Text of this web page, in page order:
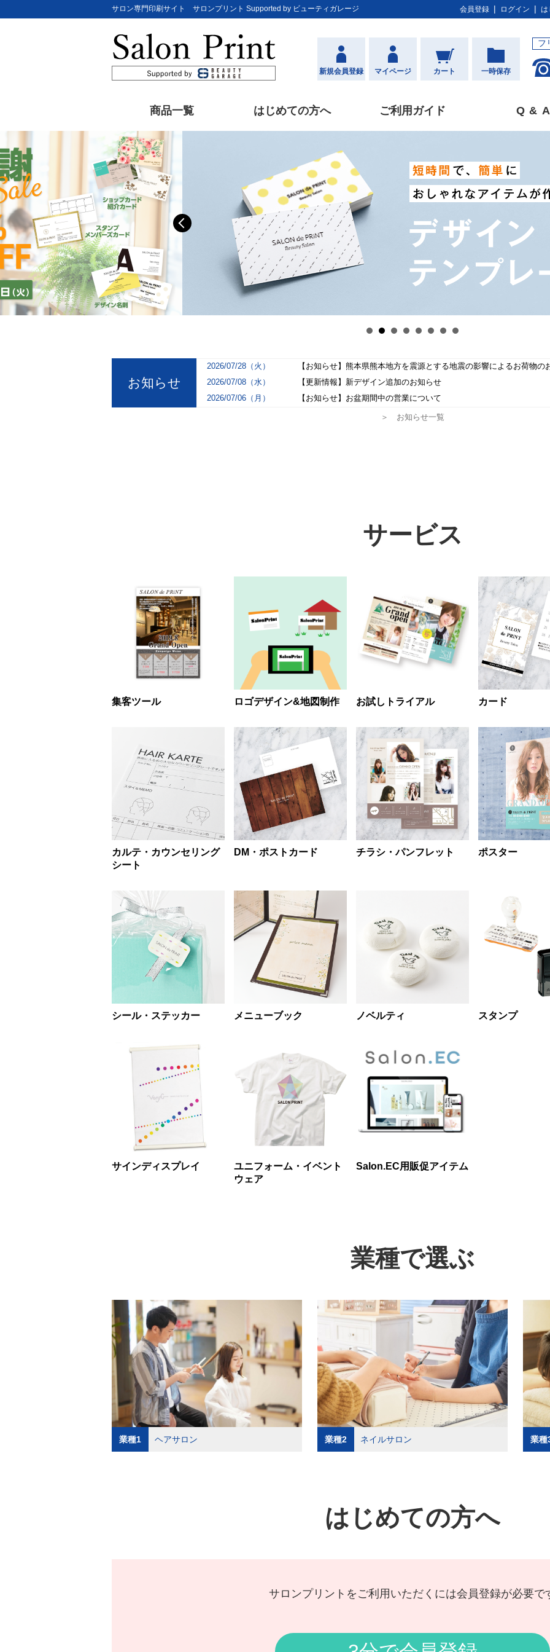
サロン専門印刷サイト サロンプリント Supported by ビューティガレージ 会員登録 ログイン は
新規会員登録 マイページ カート 一時保存
フ
商品一覧 はじめての方へ ご利用ガイド Q& A
お知らせ
2026/07/28（火）
【お知らせ】熊本県熊本地方を震源とする地震の影響によるお荷物の
2026/07/08（水）
【更新情報】新デザイン追加のお知らせ
2026/07/06（月）
【お知らせ】お盆期間中の営業について
＞ お知らせ一覧
サービス
集客ツール ロゴデザイン&地図制作 お試しトライアル カード
カルテ・カウンセリング
シート
DM・ポストカード チラシ・パンフレット ポスター
シール・ステッカー メニューブック ノベルティ スタンプ
サインディスプレイ
ユニフォーム・イベント
ウェア
Salon.EC用販促アイテム
業種で選ぶ
業種1 ヘアサロン 業種2 ネイルサロン 業種
はじめての方へ
サロンプリントをご利用いただくには会員登録が必要で